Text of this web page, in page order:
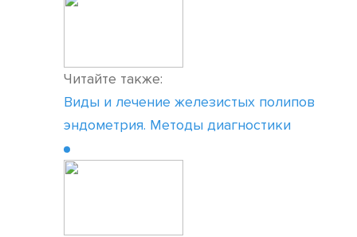
Читайте также:
Виды и лечение железистых полипов
эндометрия. Методы диагностики